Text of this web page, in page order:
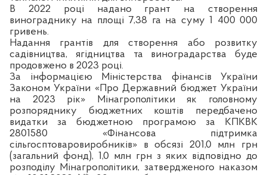
В 2022 році надано грант на створення
винограднику на площі 7,38 га на суму 1 400 000
гривень.
Надання грантів для створення або розвитку
садівництва, ягідництва та виноградарства буде
продовжено в 2023 році.
За інформацією Міністерства фінансів України
Законом України «Про Державний бюджет України
на 2023 рік» Мінагрополітики як головному
розпоряднику бюджетних коштів передбачено
видатки за бюджетною програмою за КПКВК
2801580 «Фінансова підтримка
сільгосптоваровиробників» в обсязі 201,0 млн грн
(загальний фонд), 1,0 млн грн з яких відповідно до
розподілу Мінагрополітики, затвердженого наказом